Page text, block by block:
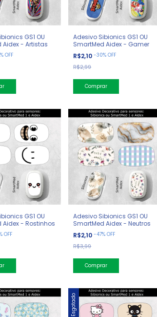
GS1 OU
Aidex - Artistas
% OFF
Adesivo Sibionics GS1 OU
SmartMed Aidex - Gamer
R$2,10-30%OFF
R$2,99
GS1 OU
Aidex - Rostinhos
OFF
Adesivo Sibionics GS1 OU
SmartMed Aidex - Neutros
R$2,10-47%OFF
R$3,99
Esgotado